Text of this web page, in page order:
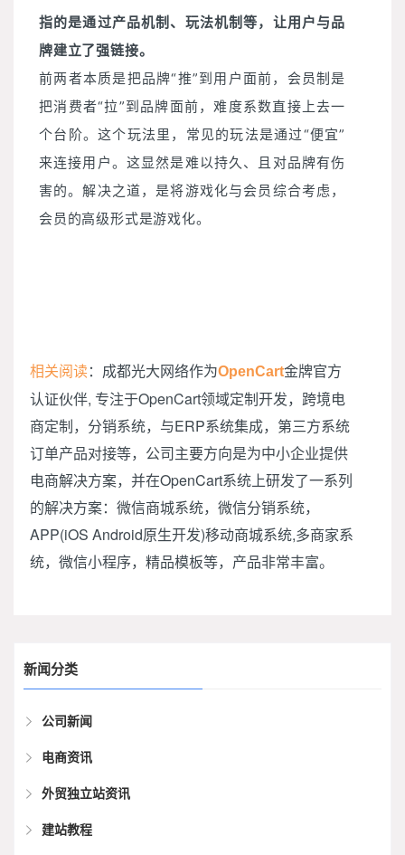
指的是通过产品机制、玩法机制等，让用户与品
牌建立了强链接。
前两者本质是把品牌“推”到用户面前，会员制是
把消费者“拉”到品牌面前，难度系数直接上去一
个台阶。这个玩法里，常见的玩法是通过“便宜”
来连接用户。这显然是难以持久、且对品牌有伤
害的。解决之道，是将游戏化与会员综合考虑，
会员的高级形式是游戏化。
相关阅读：成都光大网络作为OpenCart金牌官方
认证伙伴, 专注于OpenCart领域定制开发，跨境电
商定制，分销系统，与ERP系统集成，第三方系统
订单产品对接等，公司主要方向是为中小企业提供
电商解决方案，并在OpenCart系统上研发了一系列
的解决方案：微信商城系统，微信分销系统，
APP(iOS Android原生开发)移动商城系统,多商家系
统，微信小程序，精品模板等，产品非常丰富。
新闻分类
公司新闻
电商资讯
外贸独立站资讯
建站教程